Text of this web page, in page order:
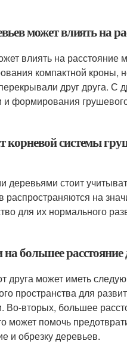
может влиять на
влиять на
компактной кроны,
друг друга. С
и формирования
системы
стоит
на
для их нормального
большее расстояние
друга может иметь
пространства для
Во-вторых, большее
помочь
и обрезку деревьев.